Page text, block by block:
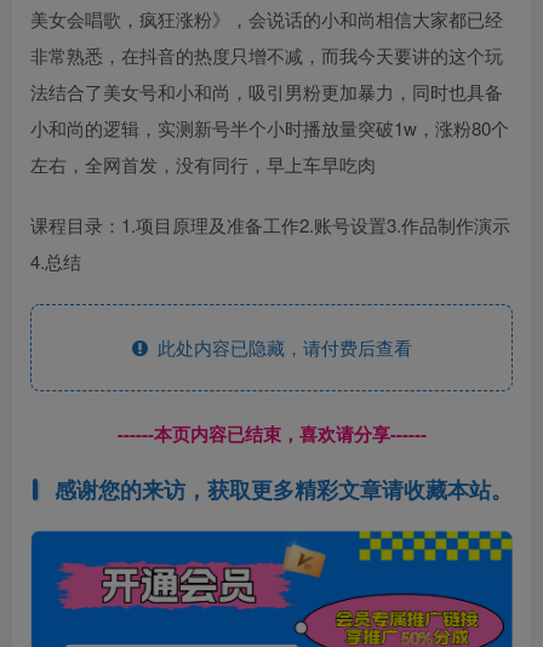
美女会唱歌，疯狂涨粉》，会说话的小和尚相信大家都已经
非常熟悉，在抖音的热度只增不减，而我今天要讲的这个玩
法结合了美女号和小和尚，吸引男粉更加暴力，同时也具备
小和尚的逻辑，实测新号半个小时播放量突破1w，涨粉80个
左右，全网首发，没有同行，早上车早吃肉
课程目录：1.项目原理及准备工作2.账号设置3.作品制作演示
4.总结
此处内容已隐藏，请付费后查看
------本页内容已结束，喜欢请分享------
感谢您的来访，获取更多精彩文章请收藏本站。